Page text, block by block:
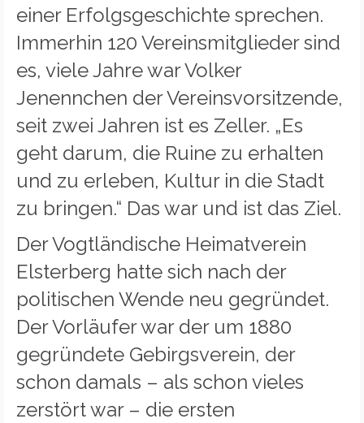
einer Erfolgsgeschichte sprechen.
Immerhin 120 Vereinsmitglieder sind
es, viele Jahre war Volker
Jenennchen der Vereinsvorsitzende,
seit zwei Jahren ist es Zeller. „Es
geht darum, die Ruine zu erhalten
und zu erleben, Kultur in die Stadt
zu bringen.“ Das war und ist das Ziel.
Der Vogtländische Heimatverein
Elsterberg hatte sich nach der
politischen Wende neu gegründet.
Der Vorläufer war der um 1880
gegründete Gebirgsverein, der
schon damals – als schon vieles
zerstört war – die ersten